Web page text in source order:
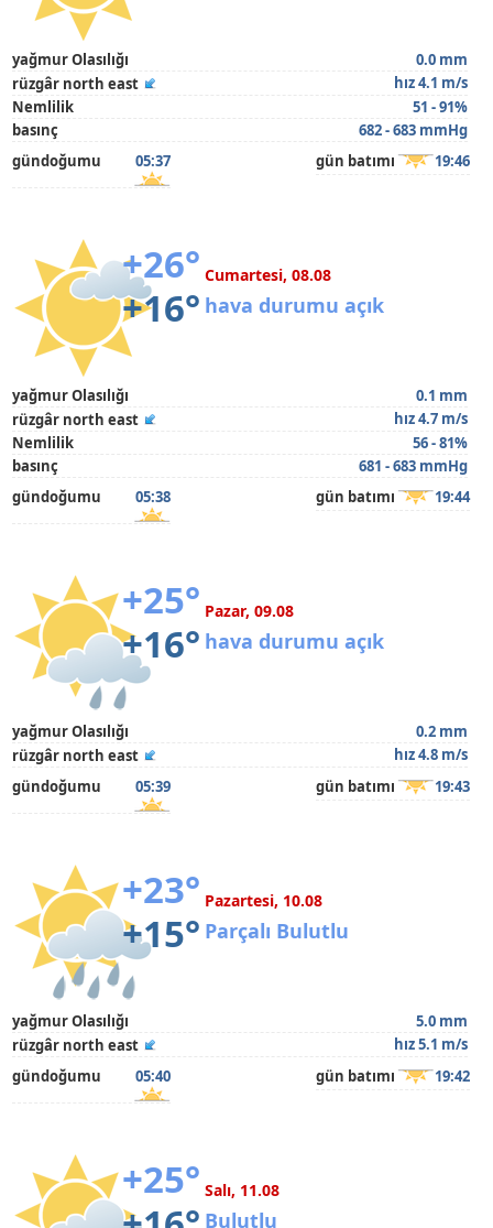
yağmur Olasılığı
0.0 mm
rüzgâr north east
hız 4.1 m/s
Nemlilik
51 - 91%
basınç
682 - 683 mmHg
gündoğumu
05:37 gün batımı 19:46
+26°
+16°
Cumartesi, 08.08
hava durumu açık
yağmur Olasılığı
0.1 mm
rüzgâr north east
hız 4.7 m/s
Nemlilik
56 - 81%
basınç
681 - 683 mmHg
gündoğumu
05:38 gün batımı 19:44
+25°
+16°
Pazar, 09.08
hava durumu açık
yağmur Olasılığı
0.2 mm
rüzgâr north east
hız 4.8 m/s
gündoğumu
05:39 gün batımı 19:43
+23°
+15°
Pazartesi, 10.08
Parçalı Bulutlu
yağmur Olasılığı
5.0 mm
rüzgâr north east
hız 5.1 m/s
gündoğumu
05:40 gün batımı 19:42
+25° Salı, 11.08
Bulutlu